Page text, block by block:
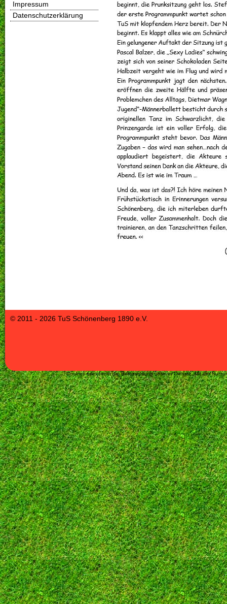
Impressum
Datenschutzerklärung
© 2011 - 2026 TuS Schönenberg 1890 e.V.
Cookies erleichtern die Bereitstellung unserer Dienste. Mit der